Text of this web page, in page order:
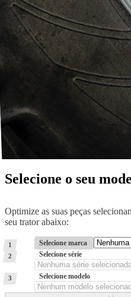
Selecione o seu
Optimize as suas peças
seu trator abaixo:
1 Selecione marca
2 Selecione série
3 Selecione modelo